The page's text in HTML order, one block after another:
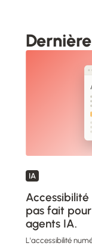
IA
Accessibilité
pas fait
agents IA.
L'accessibilité